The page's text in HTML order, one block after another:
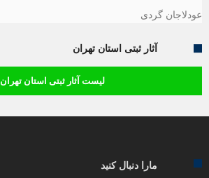
عودلاجان گردی
آثار ثبتی استان تهران
لیست آثار ثبتی استان تهران
مارا دنبال کنید